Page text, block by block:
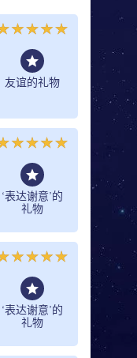
友谊的礼物
‘表达谢意’的
礼物
‘表达谢意’的
礼物
值得等
这是一
物！交
物。她
对服务
我对服
包发货